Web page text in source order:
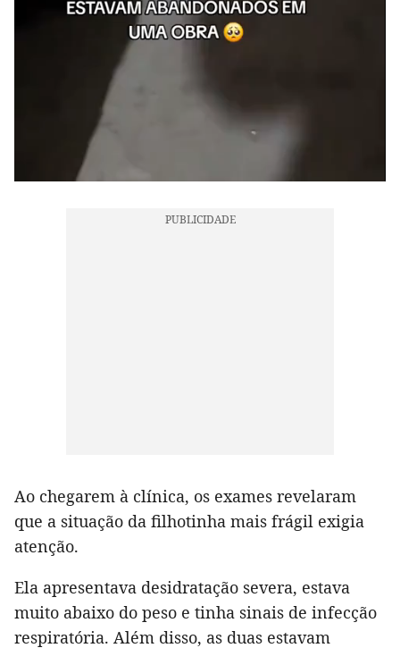
Ao chegarem à clínica, os exames revelaram
que a situação da filhotinha mais frágil exigia
atenção.
Ela apresentava desidratação severa, estava
muito abaixo do peso e tinha sinais de infecção
respiratória. Além disso, as duas estavam